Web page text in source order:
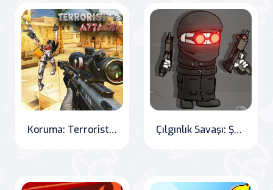
Koruma: Terrorist Attack Çılgınlık Savaşı: Şerif Klonları